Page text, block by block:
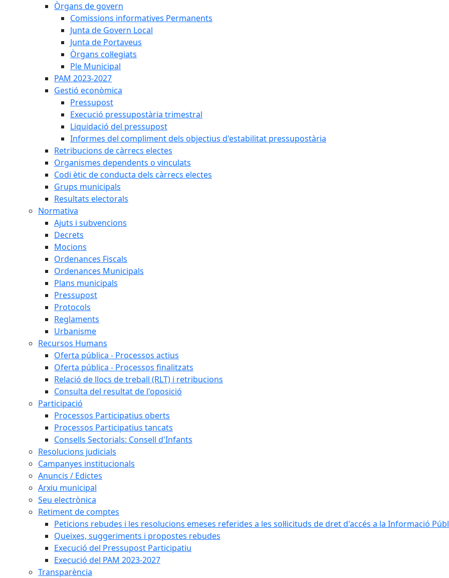
Òrgans de govern
Comissions informatives Permanents
Junta de Govern Local
Junta de Portaveus
Òrgans col·legiats
Ple Municipal
PAM 2023-2027
Gestió econòmica
Pressupost
Execució pressupostària trimestral
Liquidació del pressupost
Informes del compliment dels objectius d'estabilitat pressupostària
Retribucions de càrrecs electes
Organismes dependents o vinculats
Codi ètic de conducta dels càrrecs electes
Grups municipals
Resultats electorals
Normativa
Ajuts i subvencions
Decrets
Mocions
Ordenances Fiscals
Ordenances Municipals
Plans municipals
Pressupost
Protocols
Reglaments
Urbanisme
Recursos Humans
Oferta pública - Processos actius
Oferta pública - Processos finalitzats
Relació de llocs de treball (RLT) i retribucions
Consulta del resultat de l'oposició
Participació
Processos Participatius oberts
Processos Participatius tancats
Consells Sectorials: Consell d'Infants
Resolucions judicials
Campanyes institucionals
Anuncis / Edictes
Arxiu municipal
Seu electrònica
Retiment de comptes
Peticions rebudes i les resolucions emeses referides a les sol·licituds de dret d'accés a la Informació
Queixes, suggeriments i propostes rebudes
Execució del Pressupost Participatiu
Execució del PAM 2023-2027
Transparència